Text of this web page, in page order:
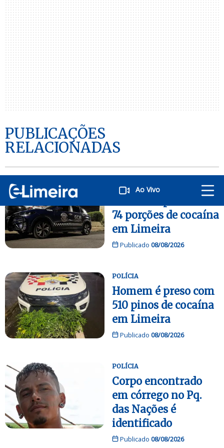
Ao Vivo
PUBLICAÇÕES
RELACIONADAS
POLÍCIA
74 porções de cocaína
em Limeira
Publicado 08/08/2026
POLÍCIA
Homem é preso com
510 pinos de cocaína
em Limeira
Publicado 08/08/2026
POLÍCIA
Corpo encontrado
em córrego no Pq.
das Nações é
identificado
Publicado 08/08/2026